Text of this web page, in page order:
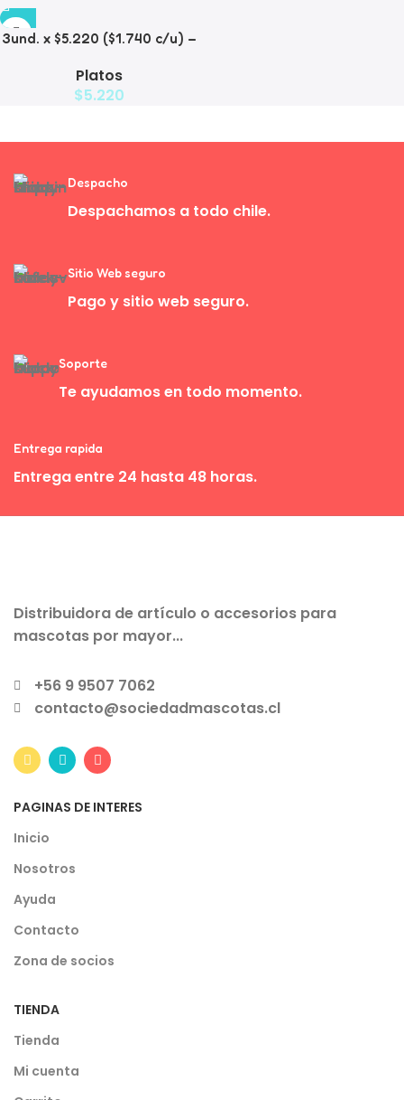
3und. x $5.220 ($1.740 c/u) –
Platos
$5.220
Despacho
Despachamos a todo chile.
Sitio Web seguro
Pago y sitio web seguro.
Soporte
Te ayudamos en todo momento.
Entrega rapida
Entrega entre 24 hasta 48 horas.
Distribuidora de artículo o accesorios para
mascotas por mayor...
+56 9 9507 7062
contacto@sociedadmascotas.cl
PAGINAS DE INTERES
Inicio
Nosotros
Ayuda
Contacto
Zona de socios
TIENDA
Tienda
Mi cuenta